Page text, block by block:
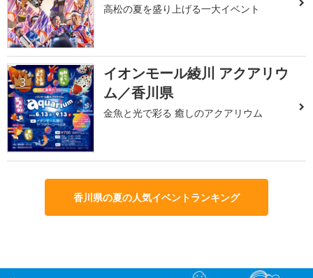
高松の夏を盛り上げる一大イベント
3
イオンモール綾川 アクアリウ
ム／香川県
金魚と光で彩る 癒しのアクアリウム
香川県の夏の人気イベントランキング